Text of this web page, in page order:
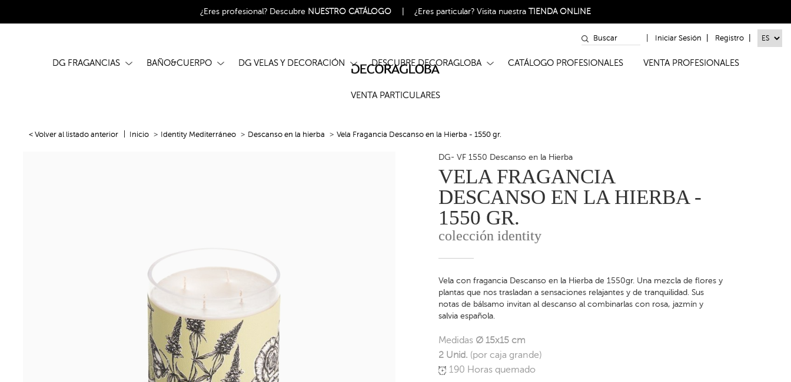
¿Eres profesional? Descubre NUESTRO CATÁLOGO ¿Eres particular?Visita nuestraTIENDA ONLINE
Iniciar Sesión Registro
DG FRAGANCIAS BAÑO&CUERPO DG VELAS Y DECORACIÓN DESCUBRE DECORAGLOBA CATÁLOGO PROFESIONALES VENTA PROFESIONALES
VENTA PARTICULARES
< Volver al listado anterior Inicio Identity Mediterráneo Descanso en la hierba Vela Fragancia Descanso en la Hierba - 1550 gr.
DG- VF 1550 Descanso en la Hierba
VELA FRAGANCIA
DESCANSO EN LA HIERBA -
1550 GR.
colección identity
Vela con fragancia Descanso en la Hierba de 1550gr. Una mezcla de flores y
plantas que nos trasladan a sensaciones relajantes y de tranquilidad. Sus
notas de bálsamo invitan al descanso al combinarlas con rosa, jazmín y
salvia española.
Medidas Ø 15x15 cm
2 Unid. (por caja grande)
190 Horas quemado